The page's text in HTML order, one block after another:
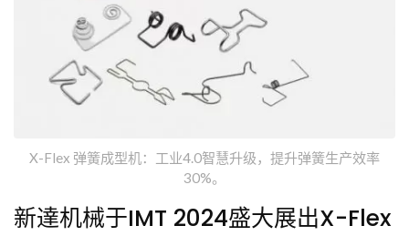
X-Flex 弹簧成型机：工业4.0智慧升级，提升弹簧生产效率
30%。
新達机械于IMT 2024盛大展出X-Flex